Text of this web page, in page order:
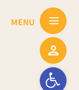
Ouvrir la